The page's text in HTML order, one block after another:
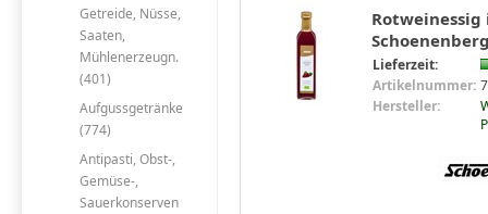
Getreide, Nüsse,
Saaten,
Mühlenerzeugn.
(401)
Aufgussgetränke
(774)
Antipasti, Obst-,
Gemüse-,
Sauerkonserven
Lieferzeit:
Artikelnummer:
Hersteller: